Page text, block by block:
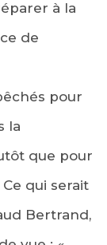
à la
de
pour
la
que pour
qui serait
Bertrand,